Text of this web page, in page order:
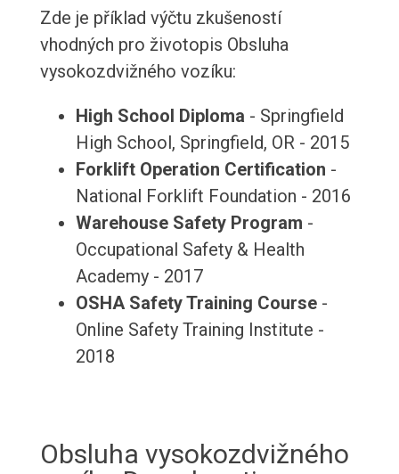
Zde je příklad výčtu zkušeností
vhodných pro životopis Obsluha
vysokozdvižného vozíku:
High School Diploma - Springfield
High School, Springfield, OR - 2015
Forklift Operation Certification -
National Forklift Foundation - 2016
Warehouse Safety Program -
Occupational Safety & Health
Academy - 2017
OSHA Safety Training Course-
Online Safety Training Institute -
2018
Obsluha vysokozdvižného